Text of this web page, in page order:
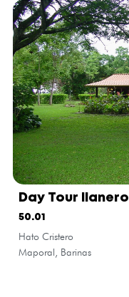
Day Tour llanero
50.01
Hato Cristero
Maporal, Barinas